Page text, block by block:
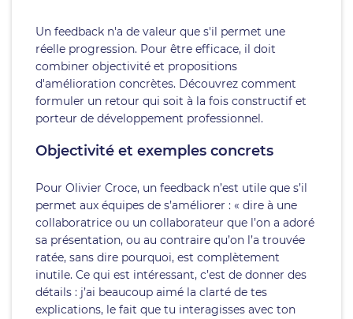
Un feedback n'a de valeur que s'il permet une
réelle progression. Pour être efficace, il doit
combiner objectivité et propositions
d'amélioration concrètes. Découvrez comment
formuler un retour qui soit à la fois constructif et
porteur de développement professionnel.
Objectivité et exemples concrets
Pour Olivier Croce, un feedback n’est utile que s’il
permet aux équipes de s’améliorer : « dire à une
collaboratrice ou un collaborateur que l’on a adoré
sa présentation, ou au contraire qu’on l’a trouvée
ratée, sans dire pourquoi, est complètement
inutile. Ce qui est intéressant, c’est de donner des
détails : j’ai beaucoup aimé la clarté de tes
explications, le fait que tu interagisses avec ton